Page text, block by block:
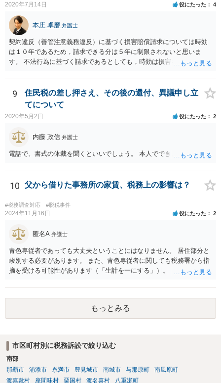
逮捕されないとは思います。
2020年7月14日 役にたった 4
本庄 卓磨 弁護士
契約違反（善管注意義務違反）に基づく損害賠償請求については時効
は１０年であるため，請求できる分は５年に制限されないと思いま
す。 不法行為に基づく請求であるとしても，時効は損害を知ってから
とをお勧めいたします。
9
住民税の差し押さえ、その後の還付、異議申し立
てについて
2020年5月2日 役にたった 2
内藤 政信 弁護士
電話で、書式の体裁を聞くといいでしょう。 本人でできますね。
10 父から借りた事務所の家賃、税務上の影響は？
#税務調査対応 #脱税事件
2024年11月16日 役にたった 2
匿名A 弁護士
青色専従者であっても大丈夫ということにはなりません。 居住部分と
峻別する必要があります。 また、青色専従者に関しても税務署から指
摘を受ける可能性があります（「生計を一にする」）。
もっとみる
市区町村別に税務訴訟で絞り込む
南部
那覇市
浦添市 糸満市 豊見城市 南城市 与那原町
南風原町
渡嘉敷村
座間味村 粟国村 渡名喜村 八重瀬町